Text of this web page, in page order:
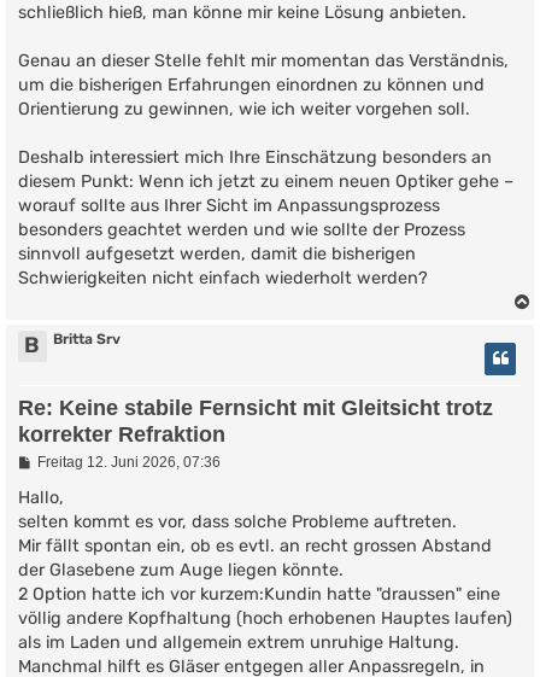
schließlich hieß, man könne mir keine Lösung anbieten.
Genau an dieser Stelle fehlt mir momentan das Verständnis,
um die bisherigen Erfahrungen einordnen zu können und
Orientierung zu gewinnen, wie ich weiter vorgehen soll.
Deshalb interessiert mich Ihre Einschätzung besonders an
diesem Punkt: Wenn ich jetzt zu einem neuen Optiker gehe –
worauf sollte aus Ihrer Sicht im Anpassungsprozess
besonders geachtet werden und wie sollte der Prozess
sinnvoll aufgesetzt werden, damit die bisherigen
Schwierigkeiten nicht einfach wiederholt werden?
B Britta Srv
Re: Keine stabile Fernsicht mit Gleitsicht trotz
korrekter Refraktion
B
i
r
a
g
Freitag 12. Juni 2026, 07:36
Hallo,
selten kommt es vor, dass solche Probleme auftreten.
Mir fällt spontan ein, ob es evtl. an recht grossen Abstand
der Glasebene zum Auge liegen könnte.
2 Option hatte ich vor kurzem:Kundin hatte "draussen" eine
völlig andere Kopfhaltung (hoch erhobenen Hauptes laufen)
als im Laden und allgemein extrem unruhige Haltung.
Manchmal hilft es Gläser entgegen aller Anpassregeln, in